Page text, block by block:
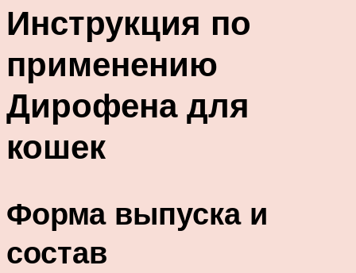
Инструкция по
применению
Дирофена для
кошек
Форма выпуска и
состав